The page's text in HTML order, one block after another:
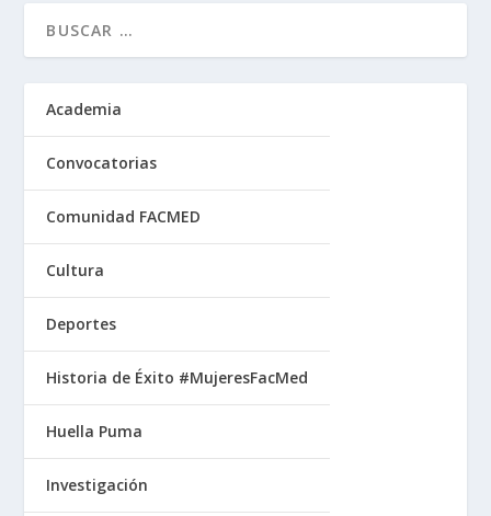
Academia
Convocatorias
Comunidad FACMED
Cultura
Deportes
Historia de Éxito #MujeresFacMed
Huella Puma
Investigación